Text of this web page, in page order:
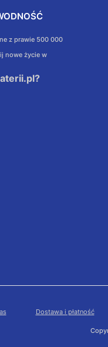
z prawie 500 000
nowe życie w
Dostawa i płatność